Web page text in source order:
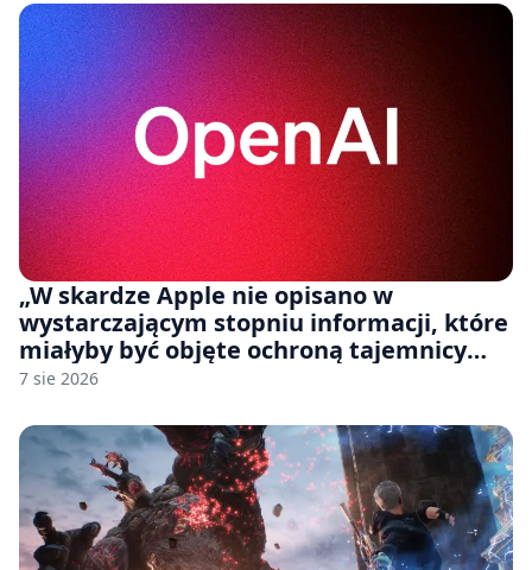
„W skardze Apple nie opisano w
wystarczającym stopniu informacji, które
miałyby być objęte ochroną tajemnicy
handlowej”. OpenAI żąda odrzucenia
7 sie 2026